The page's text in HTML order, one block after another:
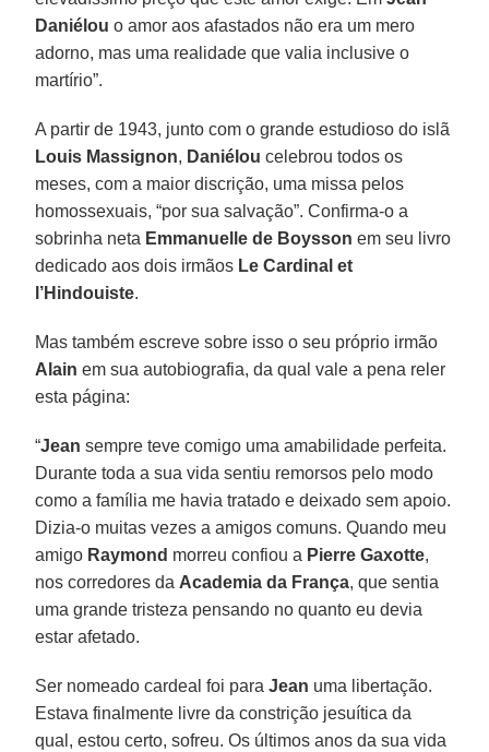
Daniélou o amor aos afastados não era um mero
adorno, mas uma realidade que valia inclusive o
martírio”.
A partir de 1943, junto com o grande estudioso do islã
Louis Massignon, Daniélou celebrou todos os
meses, com a maior discrição, uma missa pelos
homossexuais, “por sua salvação”. Confirma-o a
sobrinha neta Emmanuelle de Boysson em seu livro
dedicado aos dois irmãos Le Cardinal et
l’Hindouiste.
Mas também escreve sobre isso o seu próprio irmão
Alain em sua autobiografia, da qual vale a pena reler
esta página:
“Jean sempre teve comigo uma amabilidade perfeita.
Durante toda a sua vida sentiu remorsos pelo modo
como a família me havia tratado e deixado sem apoio.
Dizia-o muitas vezes a amigos comuns. Quando meu
amigo Raymond morreu confiou a Pierre Gaxotte,
nos corredores da Academia da França, que sentia
uma grande tristeza pensando no quanto eu devia
estar afetado.
Ser nomeado cardeal foi paraJean uma libertação.
Estava finalmente livre da constrição jesuítica da
qual, estou certo, sofreu. Os últimos anos da sua vida